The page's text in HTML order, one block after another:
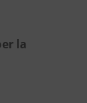
la